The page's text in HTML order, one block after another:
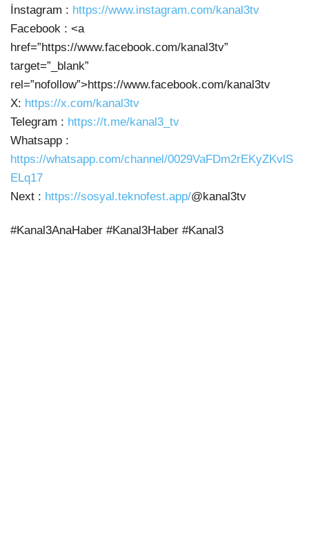
İnstagram : https://www.instagram.com/kanal3tv
Facebook : <a
href=”https://www.facebook.com/kanal3tv”
target=”_blank”
rel=”nofollow”>https://www.facebook.com/kanal3tv
X: https://x.com/kanal3tv
Telegram : https://t.me/kanal3_tv
Whatsapp :
https://whatsapp.com/channel/0029VaFDm2rEKyZKvlS
ELq17
Next : https://sosyal.teknofest.app/@kanal3tv
#Kanal3AnaHaber #Kanal3Haber #Kanal3